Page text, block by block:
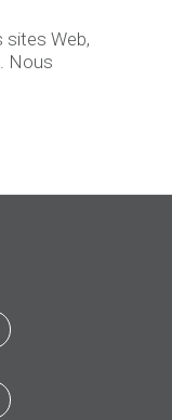
sites Web,
Nous